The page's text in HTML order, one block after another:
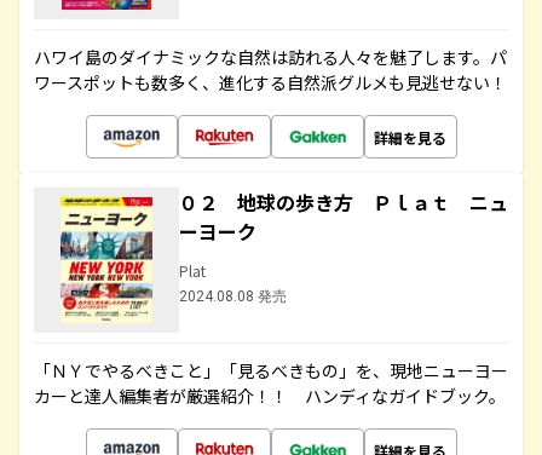
ハワイ島のダイナミックな自然は訪れる人々を魅了します。パ
ワースポットも数多く、進化する自然派グルメも見逃せない！
詳細を見る
０２ 地球の歩き方 Ｐｌａｔ ニュ
ーヨーク
Plat
2024.08.08 発売
「ＮＹでやるべきこと」「見るべきもの」を、現地ニューヨー
カーと達人編集者が厳選紹介！！ ハンディなガイドブック。
詳細を見る